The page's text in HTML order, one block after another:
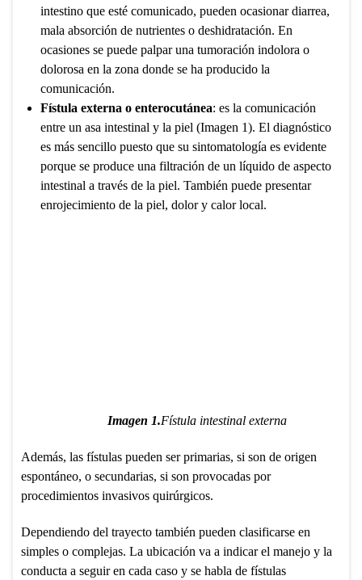
intestino que esté comunicado, pueden ocasionar diarrea,
mala absorción de nutrientes o deshidratación. En
ocasiones se puede palpar una tumoración indolora o
dolorosa en la zona donde se ha producido la
comunicación.
Fístula externa o enterocutánea: es la comunicación
entre un asa intestinal y la piel (Imagen 1). El diagnóstico
es más sencillo puesto que su sintomatología es evidente
porque se produce una filtración de un líquido de aspecto
intestinal a través de la piel. También puede presentar
enrojecimiento de la piel, dolor y calor local.
Imagen 1.Fístula intestinal externa
Además, las fístulas pueden ser primarias, si son de origen
espontáneo, o secundarias, si son provocadas por
procedimientos invasivos quirúrgicos.
Dependiendo del trayecto también pueden clasificarse en
simples o complejas. La ubicación va a indicar el manejo y la
conducta a seguir en cada caso y se habla de fístulas